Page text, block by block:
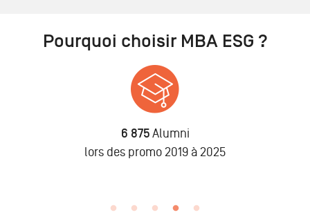
Pourquoi choisir MBA ESG ?
1 268 entreprises
ont recruté nos apprentis en 2022-2023